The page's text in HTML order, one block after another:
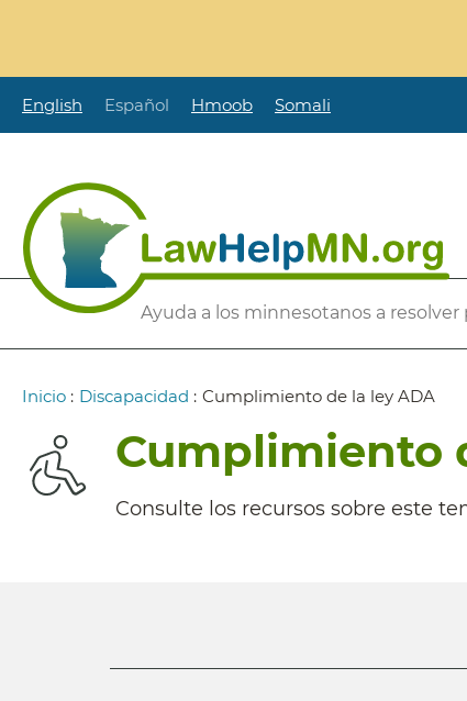
principal
English Español Hmoob Somali
Ayuda a los minnesotanos a
Secondary
Ruta
navegación
Inicio : Discapacidad : Cumplimiento de la ley ADA
Cumplimiento
Consulte los recursos sobre este